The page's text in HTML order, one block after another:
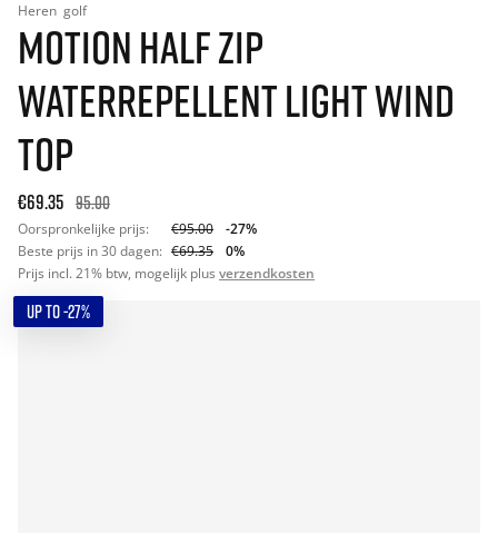
Heren golf
MOTION HALF ZIP
WATERREPELLENT LIGHT WIND
TOP
€69.35 95.00
Oorspronkelijke prijs: €95.00
-27%
Beste prijs in 30 dagen: €69.35
0%
Prijs incl. 21% btw, mogelijk plus verzendkosten
UP TO -27%